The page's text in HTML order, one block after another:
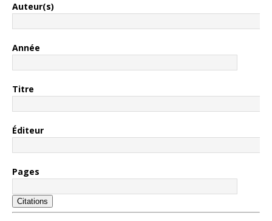
Auteur(s)
Année
Titre
Éditeur
Pages
Citations